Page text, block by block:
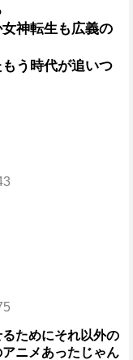
神転生も広義の
う時代が追いつ
ためにそれ以外の
ニメあったじゃん